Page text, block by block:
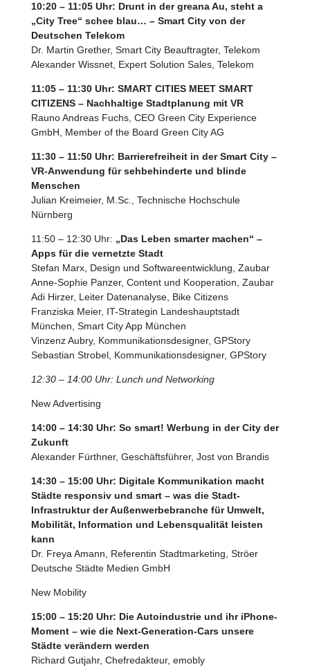
10:20 – 11:05 Uhr: Drunt in der greana Au, steht a
„City Tree“ schee blau… – Smart City von der
Deutschen Telekom
Dr. Martin Grether, Smart City Beauftragter, Telekom
Alexander Wissnet, Expert Solution Sales, Telekom
11:05 – 11:30 Uhr: SMART CITIES MEET SMART
CITIZENS – Nachhaltige Stadtplanung mit VR
Rauno Andreas Fuchs, CEO Green City Experience
GmbH, Member of the Board Green City AG
11:30 – 11:50 Uhr: Barrierefreiheit in der Smart City –
VR-Anwendung für sehbehinderte und blinde
Menschen
Julian Kreimeier, M.Sc., Technische Hochschule
Nürnberg
11:50 – 12:30 Uhr: „Das Leben smarter machen“ –
Apps für die vernetzte Stadt
Stefan Marx, Design und Softwareentwicklung, Zaubar
Anne-Sophie Panzer, Content und Kooperation, Zaubar
Adi Hirzer, Leiter Datenanalyse, Bike Citizens
Franziska Meier, IT-Strategin Landeshauptstadt
München, Smart City App München
Vinzenz Aubry, Kommunikationsdesigner, GPStory
Sebastian Strobel, Kommunikationsdesigner, GPStory
12:30 – 14:00 Uhr: Lunch und Networking
New Advertising
14:00 – 14:30 Uhr: So smart! Werbung in der City der
Zukunft
Alexander Fürthner, Geschäftsführer, Jost von Brandis
14:30 – 15:00 Uhr: Digitale Kommunikation macht
Städte responsiv und smart – was die Stadt-
Infrastruktur der Außenwerbebranche für Umwelt,
Mobilität, Information und Lebensqualität leisten
kann
Dr. Freya Amann, Referentin Stadtmarketing, Ströer
Deutsche Städte Medien GmbH
New Mobility
15:00 – 15:20 Uhr: Die Autoindustrie und ihr iPhone-
Moment – wie die Next-Generation-Cars unsere
Städte verändern werden
Richard Gutjahr, Chefredakteur, emobly